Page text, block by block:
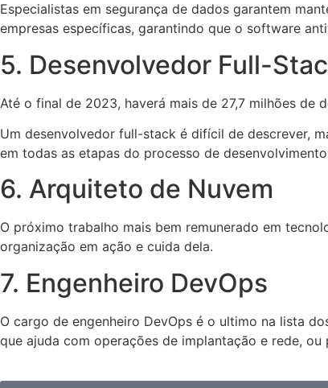
Especialistas em segurança de dados garantem
empresas específicas, garantindo que o software
5. Desenvolvedor Full-
Até o final de 2023, haverá mais de 27,7 milhões de
Um desenvolvedor full-stack é difícil de descrever,
em todas as etapas do processo de
6. Arquiteto de Nuvem
O próximo trabalho mais bem remunerado em
organização em ação e cuida dela.
7. Engenheiro DevOps
O cargo de engenheiro DevOps é o ultimo na lista
que ajuda com operações de implantação e rede,